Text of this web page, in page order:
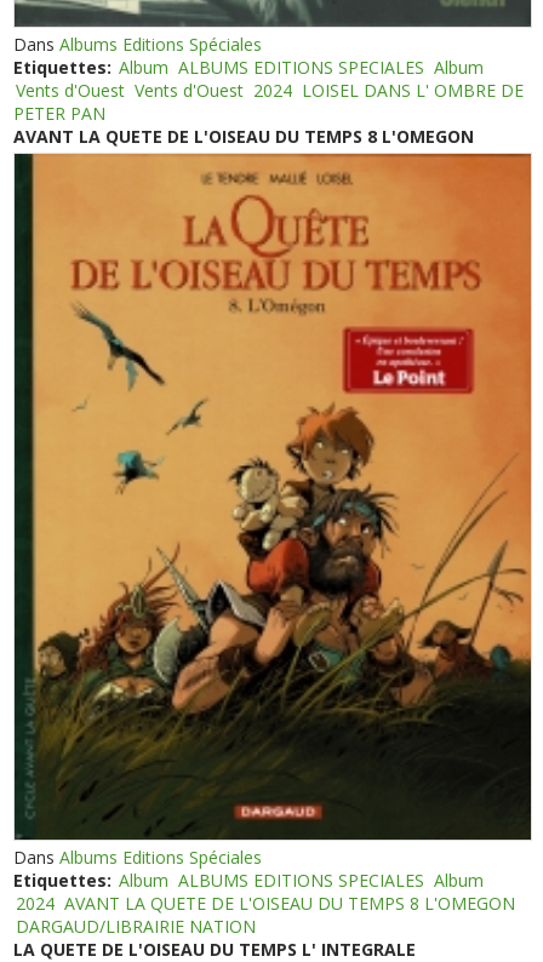
DansAlbums Editions Spéciales
Etiquettes: Album ALBUMS EDITIONS SPECIALES Album
Vents d'Ouest Vents d'Ouest 2024 LOISEL DANS L' OMBRE DE
PETER PAN
AVANT LA QUETE DE L'OISEAU DU TEMPS 8 L'OMEGON
DansAlbums Editions Spéciales
Etiquettes: Album ALBUMS EDITIONS SPECIALES Album
2024 AVANT LA QUETE DE L'OISEAU DU TEMPS 8 L'OMEGON
DARGAUD/LIBRAIRIE NATION
LA QUETE DE L'OISEAU DU TEMPS L' INTEGRALE